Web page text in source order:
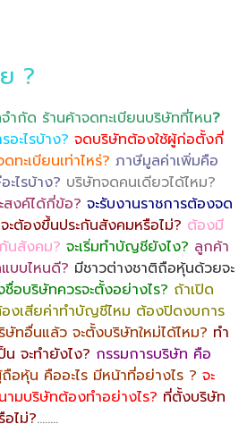
?
กัด ร้านค้าจดทะเบียนบริษัทที่ไหน?
อะไรบ้าง? จดบริษัทต้องใช้ผู้ก่อตั้งกี่
ะเบียนเท่าไหร่? ภาษีมูลค่าเพิ่มคือ
ไรบ้าง? บริษัทจดคนเดียวได้ไหม?
สงค์ได้กี่ข้อ? จะรับงานราชการต้องจด
ะต้องขึ้นประกันสังคมหรือไม่? ต้องมี
นสังคม? จะเริ่มทำบัญชียังไง? ลูกค้า
บบไหนดี? มีชาวต่างชาติถือหุ้นด้วยจะ
อบริษัทควรจะตั้งอย่างไร? ถ้าเปิด
งเสียค่าทำบัญชีไหม ต้องปิดงบการ
ษัทอื่นแล้ว จะตั้งบริษัทใหม่ได้ไหม? ทำ
จะทำยังไง? กรรมการบริษัท คือ
อหุ้น คืออะไร มีหน้าที่อย่างไร ? จะ
มบริษัทต้องทำอย่างไร? ที่ตั้งบริษัท
ไม่?……..